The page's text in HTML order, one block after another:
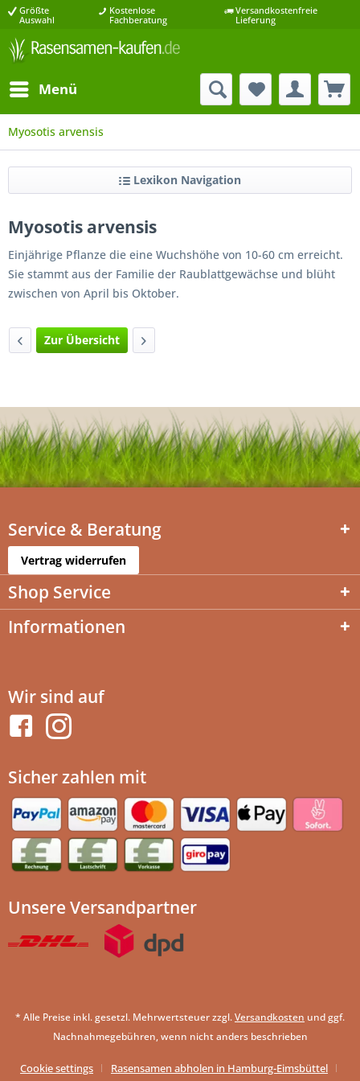
Größte
Auswahl
Kostenlose
Fachberatung
Versandkostenfreie
Lieferung
Menü
Myosotis arvensis
Lexikon Navigation
Myosotis arvensis
Einjährige Pflanze die eine Wuchshöhe von 10-60 cm erreicht.
Sie stammt aus der Familie der Raublattgewächse und blüht
zwischen von April bis Oktober.
Zur Übersicht
Service & Beratung
Vertrag widerrufen
Shop Service
Informationen
Wir sind auf
Sicher zahlen mit
Unsere Versandpartner
* Alle Preise inkl. gesetzl. Mehrwertsteuer zzgl.Versandkosten und ggf.
Nachnahmegebühren, wenn nicht anders beschrieben
Cookie settings Rasensamen abholen in Hamburg-Eimsbüttel